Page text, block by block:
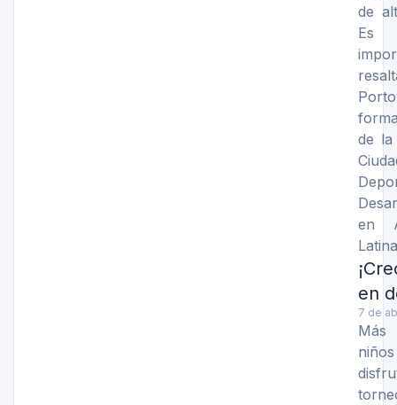
de
Es
de la
en
en
7 de
niños